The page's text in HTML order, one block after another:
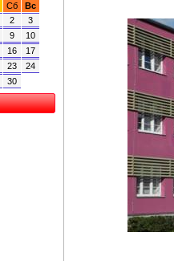
Сб
Вс
2
3
9
10
16
17
23
24
30